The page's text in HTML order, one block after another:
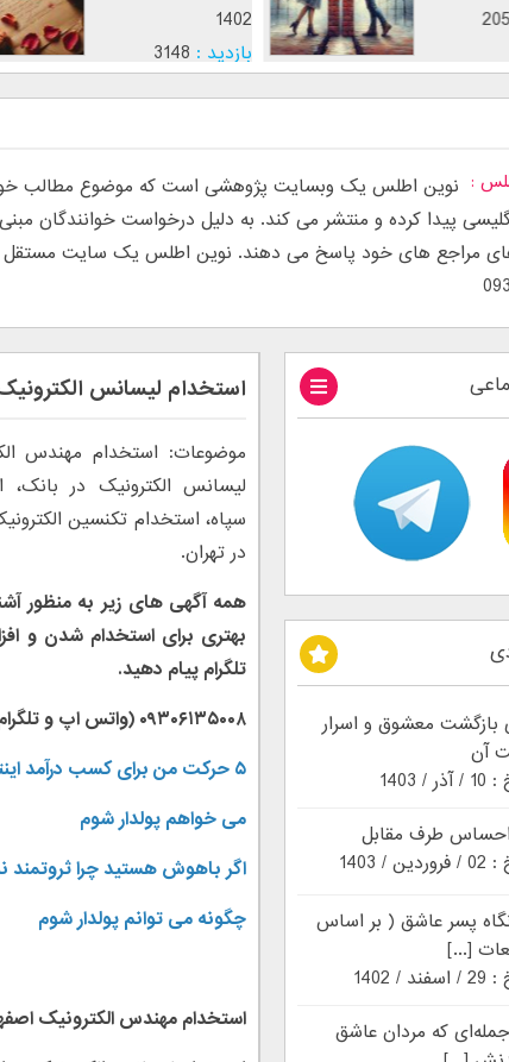
1402
بازدید : 3148
نوین اطلس یک وبسایت پژوهشی است که موضوع مطالب خود
مراجع های خود پاسخ می دهند. نوین اطلس یک سایت مستقل است
استخدام لیسانس
موضوعات: استخدام مهندس
لیسانس الکترونیک در
سپاه، استخدام تکنسین
در تهران.
همه آگهی های زیر به منظور
بهتری برای استخدام شدن و
تلگرام پیام دهید.
۰۹۳۰۶۱۳۵۰۰۸ (واتس اپ و تلگرام)
۵ حرکت من برای کسب درآمد اینترنتی
می خواهم پولدار شوم
اگر باهوش هستید چرا
چگونه می توانم پولدار شوم
استخدام مهندس الکترونیک
بازگشت معشوق و اسرار
آن
1403
طرف مقابل
1403
پسر عاشق ( بر اساس
[...]
1402
که مردان عاشق